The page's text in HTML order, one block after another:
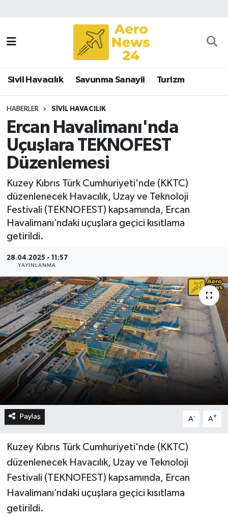
Sivil Havacılık Savunma Sanayii Turizm
HABERLER SIVIL HAVACILIK
Ercan Havalimanı'nda
Uçuşlara TEKNOFEST
Düzenlemesi
Kuzey Kıbrıs Türk Cumhuriyeti'nde (KKTC)
düzenlenecek Havacılık, Uzay ve Teknoloji
Festivali (TEKNOFEST) kapsamında, Ercan
Havalimanı’ndaki uçuşlara geçici kısıtlama
getirildi.
28.04.2025 - 11:57
YAYINLANMA
Paylaş A- A+
Kuzey Kıbrıs Türk Cumhuriyeti'nde (KKTC)
düzenlenecek Havacılık, Uzay ve Teknoloji
Festivali (TEKNOFEST) kapsamında, Ercan
Havalimanı’ndaki uçuşlara geçici kısıtlama
getirildi.